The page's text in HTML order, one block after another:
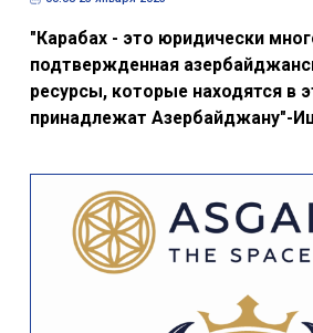
"Карабах - это юридически
подтвержденная
ресурсы, которые находятся в
принадлежат Азербайджану"-